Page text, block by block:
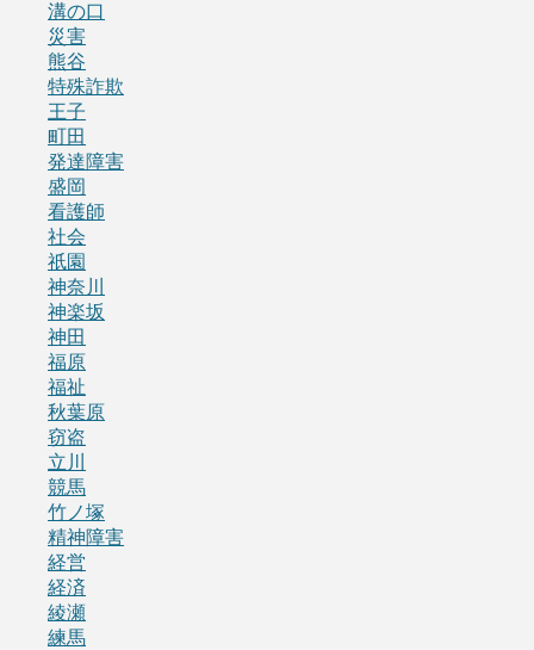
溝の口
災害
熊谷
特殊詐欺
王子
町田
発達障害
盛岡
看護師
社会
祇園
神奈川
神楽坂
神田
福原
福祉
秋葉原
窃盗
立川
競馬
竹ノ塚
精神障害
経営
経済
綾瀬
練馬